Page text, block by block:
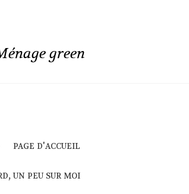
green
page d'accueil
un peu sur moi